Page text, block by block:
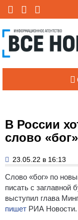
В России
слово «бог»
23.05.22 в 16:13
Слово «бог» по
писать с заглавной
выступил глава
пишет РИА Новости.